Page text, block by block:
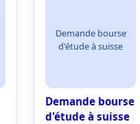
Demande bourse
d'étude à suisse
Demande bourse
d'étude à suisse